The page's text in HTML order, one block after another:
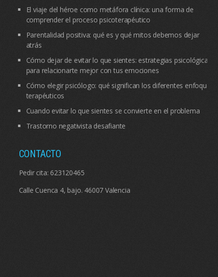
El viaje del héroe como metáfora clínica: una forma de
comprender el proceso psicoterapéutico
Parentalidad positiva: qué es y qué mitos debemos dejar
atrás
Cómo dejar de evitar lo que sientes: estrategias psicológicas
para relacionarte mejor con tus emociones
Cómo elegir psicólogo: qué significan los diferentes enfoques
terapéuticos
Cuando evitar lo que sientes se convierte en el problema
Trastorno negativista desafiante
CONTACTO
Pedir cita: 623120465
Calle Cuenca 4, bajo. 46007 Valencia